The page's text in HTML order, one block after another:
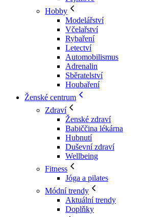
Hobby
Modelářství
Včelařství
Rybaření
Letectví
Automobilismus
Adrenalin
Sběratelství
Houbaření
Ženské centrum
Zdraví
Ženské zdraví
Babiččina lékárna
Hubnutí
Duševní zdraví
Wellbeing
Fitness
Jóga a pilates
Módní trendy
Aktuální trendy
Doplňky